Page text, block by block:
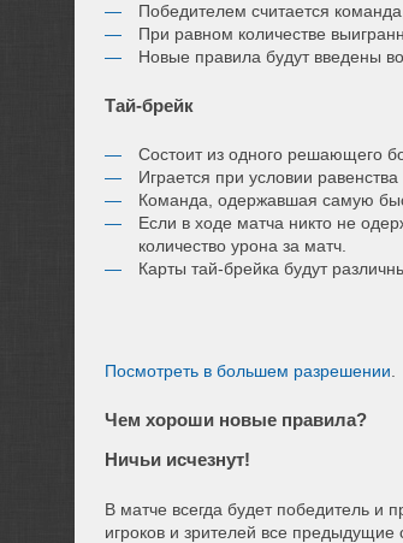
Победителем считается
При равном количестве
Новые правила будут введены
Тай-брейк
Состоит из одного решающего
Играется при условии
Команда, одержавшая самую
Если в ходе матча никто не
количество урона за матч.
Карты тай-брейка будут
Посмотреть в большем разрешении.
Чем хороши новые правила?
Ничьи исчезнут!
В матче всегда будет победитель и
игроков и зрителей все